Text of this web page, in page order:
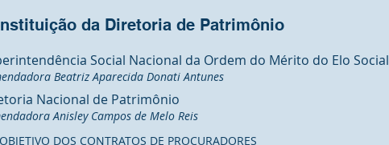
da Diretoria de Patrimônio
Social Nacional da Ordem do Mérito do Elo Social
Beatriz Aparecida Donati Antunes
Nacional de Patrimônio
ora Anisley Campos de Melo Reis
DOS CONTRATOS DE PROCURADORES